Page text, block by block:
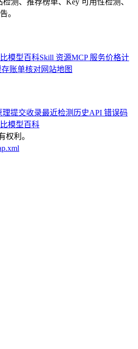
测、推荐榜单、Key 可用性检测、
。
模型百科Skill 资源MCP 服务价格计
存账单核对网站地图
理提交收录最近检测历史API 错误码
模型百科
权利。